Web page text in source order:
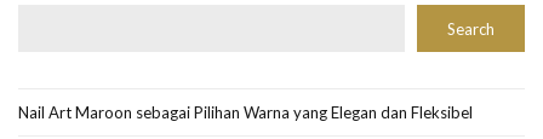
Search
Nail Art Maroon sebagai Pilihan Warna yang Elegan dan Fleksibel